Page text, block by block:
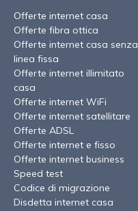
Offerte internet casa
Offerte fibra ottica
Offerte internet casa senza
linea fissa
Offerte internet illimitato
casa
Offerte internet WiFi
Offerte internet satellitare
Offerte ADSL
Offerte internet e fisso
Offerte internet business
Speed test
Codice di migrazione
Disdetta internet casa